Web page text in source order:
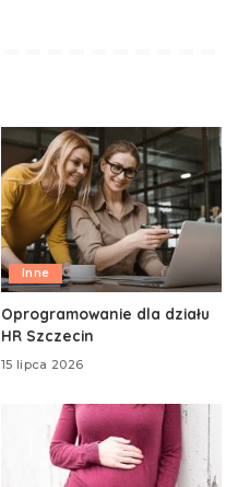
Inne
Oprogramowanie dla działu
HR Szczecin
15 lipca 2026